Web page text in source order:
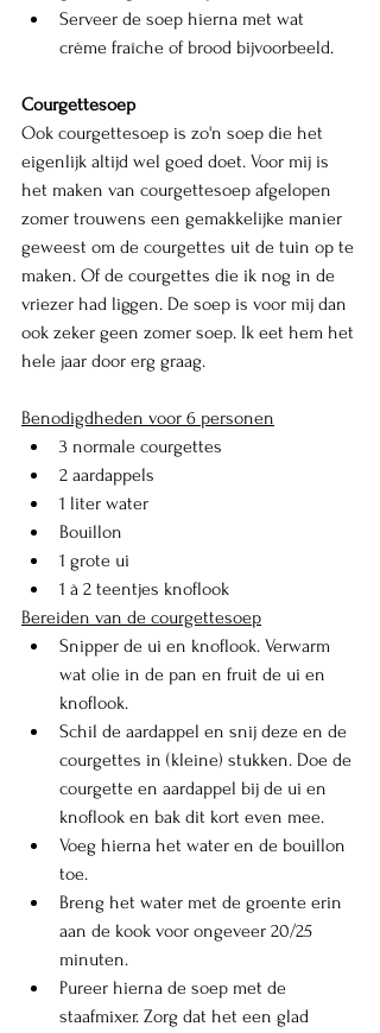
Serveer de soep hierna met wat
crème fraîche of brood bijvoorbeeld.
Courgettesoep
Ook courgettesoep is zo'n soep die het
eigenlijk altijd wel goed doet. Voor mij is
het maken van courgettesoep afgelopen
zomer trouwens een gemakkelijke manier
geweest om de courgettes uit de tuin op te
maken. Of de courgettes die ik nog in de
vriezer had liggen. De soep is voor mij dan
ook zeker geen zomer soep. Ik eet hem het
hele jaar door erg graag.
Benodigdheden voor 6 personen
3 normale courgettes
2 aardappels
1 liter water
Bouillon
1 grote ui
1 à 2 teentjes knoflook
Bereiden van de courgettesoep
Snipper de ui en knoflook. Verwarm
wat olie in de pan en fruit de ui en
knoflook.
Schil de aardappel en snij deze en de
courgettes in (kleine) stukken. Doe de
courgette en aardappel bij de ui en
knoflook en bak dit kort even mee.
Voeg hierna het water en de bouillon
toe.
Breng het water met de groente erin
aan de kook voor ongeveer 20/25
minuten.
Pureer hierna de soep met de
staafmixer. Zorg dat het een glad